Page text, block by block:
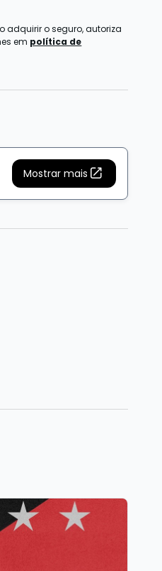
adquirir o seguro, autoriza
em política de
Mostrar mais